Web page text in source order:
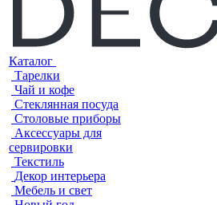
Каталог
Тарелки
Чай и кофе
Стеклянная посуда
Столовые приборы
Аксессуары для
сервировки
Текстиль
Декор интерьера
Мебель и свет